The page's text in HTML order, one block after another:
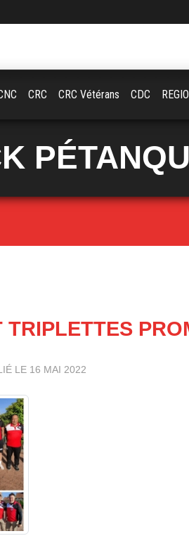
LE 16 MAI 2022
CRC CRC Vétérans CDC